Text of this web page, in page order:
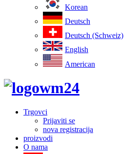
Korean
Deutsch
Deutsch (Schweiz)
English
American
Trgovci
Prijaviti se
nova registracija
proizvodi
O nama